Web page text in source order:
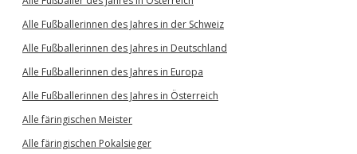
Alle Fußballerinnen des Jahres in der Schweiz
Alle Fußballerinnen des Jahres in Deutschland
Alle Fußballerinnen des Jahres in Europa
Alle Fußballerinnen des Jahres in Österreich
Alle färingischen Meister
Alle färingischen Pokalsieger